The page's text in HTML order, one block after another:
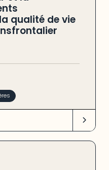
qualité de vie